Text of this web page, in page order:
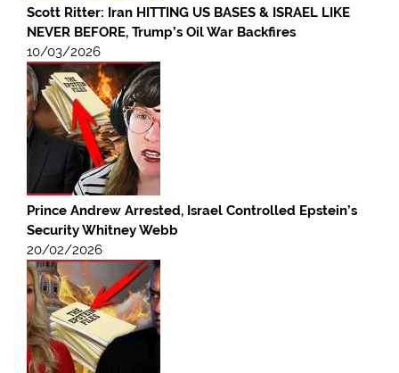
Scott Ritter: Iran HITTING US BASES & ISRAEL LIKE
NEVER BEFORE, Trump’s Oil War Backfires
10/03/2026
Prince Andrew Arrested, Israel Controlled Epstein’s
Security Whitney Webb
20/02/2026